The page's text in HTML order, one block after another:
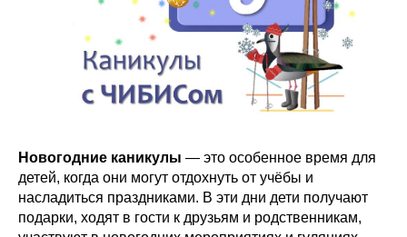
Новогодние каникулы — это особенное время для
детей, когда они могут отдохнуть от учёбы и
насладиться праздниками. В эти дни дети получают
подарки, ходят в гости к друзьям и родственникам,